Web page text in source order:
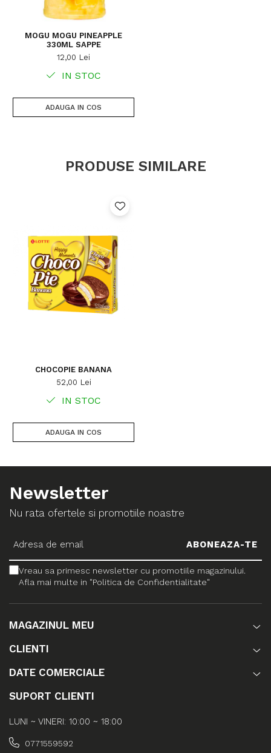
MOGU MOGU PINEAPPLE
330ML SAPPE
12,00 Lei
IN STOC
ADAUGA IN COS
PRODUSE SIMILARE
CHOCOPIE BANANA
52,00 Lei
IN STOC
ADAUGA IN COS
Newsletter
Nu rata ofertele si promotiile noastre
Vreau sa primesc newsletter cu promotiile magazinului.
Afla mai multe in "Politica de Confidentialitate"
MAGAZINUL MEU
CLIENTI
DATE COMERCIALE
SUPORT CLIENTI
LUNI ~ VINERI: 10:00 ~ 18:00
0771559592